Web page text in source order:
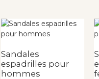
Sandales
espadrilles pour
hommes